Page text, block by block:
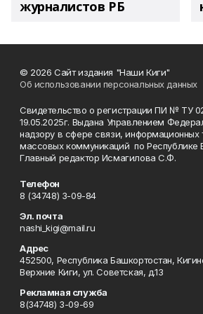
журналистов РБ
© 2026 Сайт издания "Наши Киги"
Об использовании персональных данных
Свидетельство о регистрации ПИ № ТУ
19.05.2025г. Выдана Управлением
надзору в сфере связи, информационных
массовых коммуникаций по Республике
Главный редактор Исмагилова С.Ф.
Телефон
8 (34748) 3-09-84
Эл. почта
nashi_kigi@mail.ru
Адрес
452500, Республика Башкортостан,
Верхние Киги, ул. Советская, д.13
Рекламная служба
8(34748) 3-09-69